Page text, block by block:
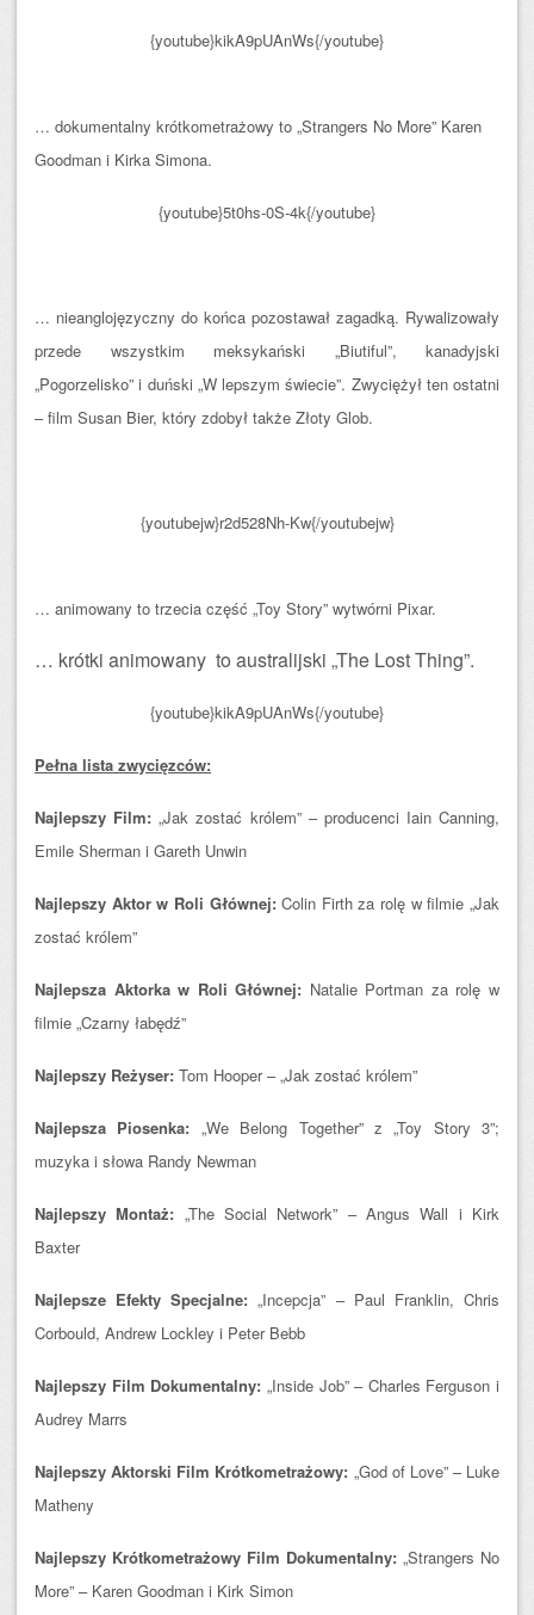
{youtube}kikA9pUAnWs{/youtube}
… dokumentalny krótkometrażowy to „Strangers No More” Karen
Goodman i Kirka Simona.
{youtube}5t0hs-0S-4k{/youtube}
… nieanglojęzyczny do końca pozostawał zagadką. Rywalizowały
przede wszystkim meksykański „Biutiful”, kanadyjski
„Pogorzelisko” i duński „W lepszym świecie”. Zwyciężył ten ostatni
– film Susan Bier, który zdobył także Złoty Glob.
{youtubejw}r2d528Nh-Kw{/youtubejw}
… animowany to trzecia część „Toy Story” wytwórni Pixar.
… krótki animowany to australijski „The Lost Thing”.
{youtube}kikA9pUAnWs{/youtube}
Pełna lista zwycięzców:
Najlepszy Film: „Jak zostać królem” – producenci Iain Canning,
Emile Sherman i Gareth Unwin
Najlepszy Aktor w Roli Głównej:Colin Firth za rolę w filmie „Jak
zostać królem”
Najlepsza Aktorka w Roli Głównej: Natalie Portman za rolę w
filmie „Czarny łabędź”
Najlepszy Reżyser: Tom Hooper – „Jak zostać królem”
Najlepsza Piosenka: „We Belong Together” z „Toy Story 3”;
muzyka i słowa Randy Newman
Najlepszy Montaż: „The Social Network” – Angus Wall i Kirk
Baxter
Najlepsze Efekty Specjalne: „Incepcja” – Paul Franklin, Chris
Corbould, Andrew Lockley i Peter Bebb
Najlepszy Film Dokumentalny: „Inside Job” – Charles Ferguson i
Audrey Marrs
Najlepszy Aktorski Film Krótkometrażowy: „God of Love” – Luke
Matheny
Najlepszy Krótkometrażowy Film Dokumentalny: „Strangers No
More” – Karen Goodman i Kirk Simon